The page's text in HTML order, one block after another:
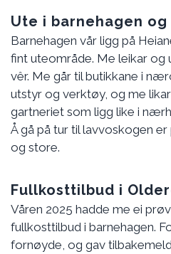
Ute i barnehagen
Barnehagen vår ligg på
fint uteområde. Me leikar og
vêr. Me går til butikkane i
utstyr og verktøy, og me
gartneriet som ligg like i
Å gå på tur til lavvoskogen
og store.
Fullkosttilbud i
Våren 2025 hadde me ei
fullkosttilbud i barnehagen.
fornøyde, og gav